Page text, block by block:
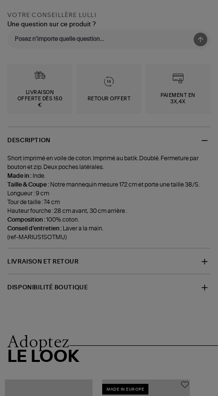
VOTRE CONSEILLÈRE LULLI
Une question sur ce produit ?
LIVRAISON
OFFERTE DÈS 150
€
RETOUR OFFERT
PAIEMENT EN
3X,4X
DESCRIPTION
Short imprimé en voile de coton. Imprimé au batik. Doublé. Fermeture par
bouton et zip. Deux poches latérales.
Made in : Inde.
Taille & Coupe : Notre mannequin mesure 172 cm et porte une taille 38/S.
Longueur : 9 cm
Tour de taille : 74 cm
Hauteur fourche : 28 cm avant, 30 cm arrière .
Composition :100% coton.
Conseil d'entretien :
Laver a la main.
(ref-MARIUS1SOTMU)
LIVRAISON ET RETOUR
DISPONIBILITÉ BOUTIQUE
Adoptez
LE LOOK
MADE IN EUROPE